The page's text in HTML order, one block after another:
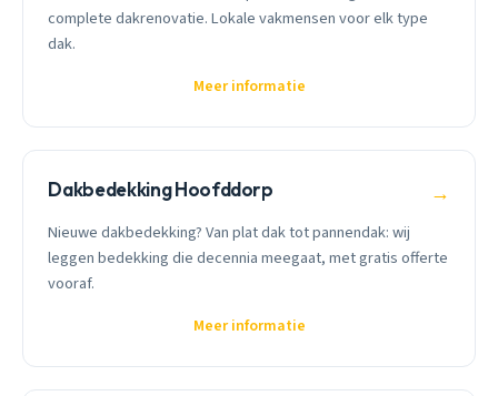
complete dakrenovatie. Lokale vakmensen voor elk type
dak.
Meer informatie
Dakbedekking Hoofddorp →
Nieuwe dakbedekking? Van plat dak tot pannendak: wij
leggen bedekking die decennia meegaat, met gratis offerte
vooraf.
Meer informatie